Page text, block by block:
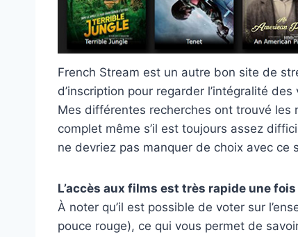
French Stream est un autre bon site de
d’inscription pour regarder l’intégralité
Mes différentes recherches ont trouvé
complet même s’il est toujours assez
ne devriez pas manquer de choix avec ce
L’accès aux films est très rapide une
À noter qu’il est possible de voter sur
pouce rouge), ce qui vous permet de